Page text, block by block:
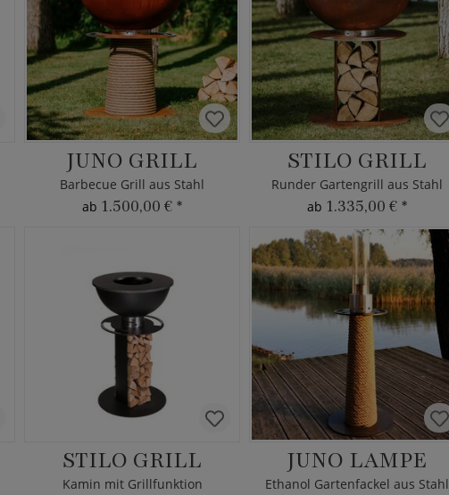
JUNO GRILL
Barbecue Grill aus Stahl
ab 1.500,00 € *
STILO GRILL
Runder Gartengrill aus Stahl
ab 1.335,00 € *
STILO GRILL
Kamin mit Grillfunktion
JUNO LAMPE
Ethanol Gartenfackel aus Stahl